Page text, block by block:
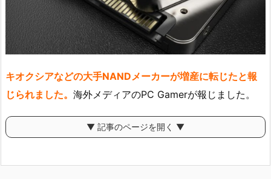
キオクシアなどの大手NANDメーカーが増産に転じたと報
じられました。 海外メディアのPC Gamerが報じました。
▼ 記事のページを開く ▼